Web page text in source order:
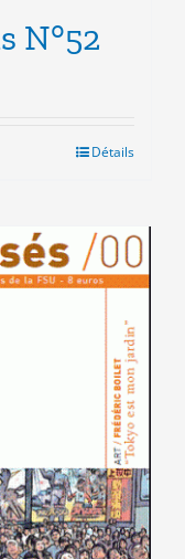
N°52
Détails